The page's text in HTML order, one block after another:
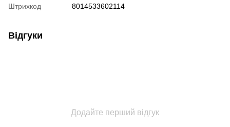
Штрихкод
8014533602114
Відгуки
Додайте перший відгук